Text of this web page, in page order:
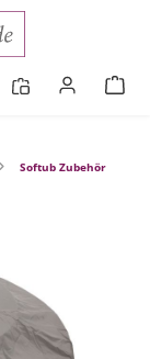
Softub Zubehör